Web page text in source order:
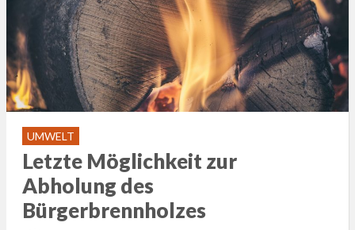
UMWELT
Letzte Möglichkeit zur
Abholung des
Bürgerbrennholzes